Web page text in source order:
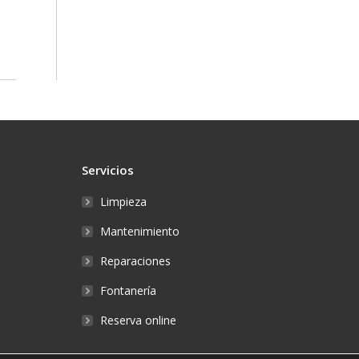
Servicios
Limpieza
Mantenimiento
Reparaciones
Fontanería
Reserva online